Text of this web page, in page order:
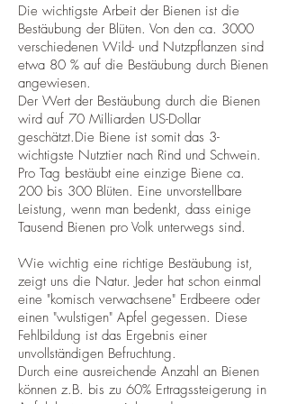
Die wichtigste Arbeit der Bienen ist die
Bestäubung der Blüten. Von den ca. 3000
verschiedenen Wild- und Nutzpflanzen sind
etwa 80 % auf die Bestäubung durch Bienen
angewiesen.
Der Wert der Bestäubung durch die Bienen
wird auf 70 Milliarden US-Dollar
geschätzt.Die Biene ist somit das 3-
wichtigste Nutztier nach Rind und Schwein.
Pro Tag bestäubt eine einzige Biene ca.
200 bis 300 Blüten. Eine unvorstellbare
Leistung, wenn man bedenkt, dass einige
Tausend Bienen pro Volk unterwegs sind.
Wie wichtig eine richtige Bestäubung ist,
zeigt uns die Natur. Jeder hat schon einmal
eine "komisch verwachsene" Erdbeere oder
einen "wulstigen" Apfel gegessen. Diese
Fehlbildung ist das Ergebnis einer
unvollständigen Befruchtung.
Durch eine ausreichende Anzahl an Bienen
können z.B. bis zu 60% Ertragssteigerung in